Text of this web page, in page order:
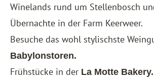
Winelands rund um Stellenbosch
Übernachte in der Farm Keerweer.
Besuche das wohl stylischste
Babylonstoren.
Frühstücke in der La Motte Bakery.